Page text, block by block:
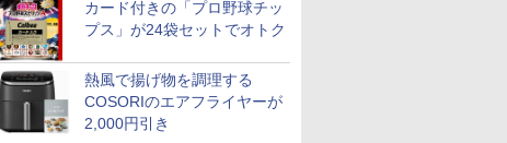
カード付きの「プロ野球チッ
プス」が24袋セットでオトク
熱風で揚げ物を調理する
COSORIのエアフライヤーが
2,000円引き